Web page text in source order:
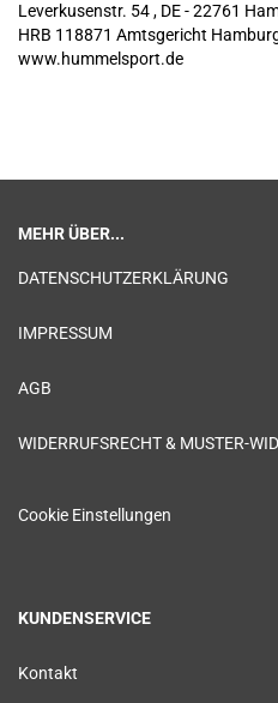
Leverkusenstr. 54 , DE - 22761
HRB 118871 Amtsgericht
www.hummelsport.de
MEHR ÜBER...
DATENSCHUTZERKLÄRUNG
IMPRESSUM
AGB
WIDERRUFSRECHT & MUSTER-
Cookie Einstellungen
KUNDENSERVICE
Kontakt